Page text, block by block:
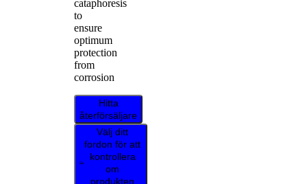
cataphoresis
to
ensure
optimum
protection
from
corrosion
Hitta
återförsäljare
Välj ditt
fordon för att
kontrollera
om
produkten